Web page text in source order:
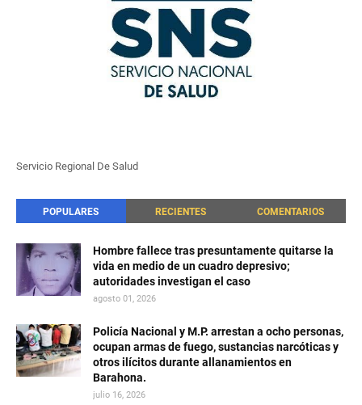
Servicio Regional De Salud
POPULARES RECIENTES COMENTARIOS
Hombre fallece tras presuntamente quitarse la
vida en medio de un cuadro depresivo;
autoridades investigan el caso
agosto 01, 2026
Policía Nacional y M.P. arrestan a ocho personas,
ocupan armas de fuego, sustancias narcóticas y
otros ilícitos durante allanamientos en
Barahona.
julio 16, 2026